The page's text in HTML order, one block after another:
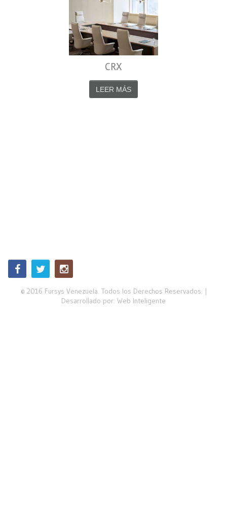
CRX
LEER MÁS
© 2016 Fursys Venezuela. Todos los Derechos Reservados. |
Desarrollado por: Web Inteligente